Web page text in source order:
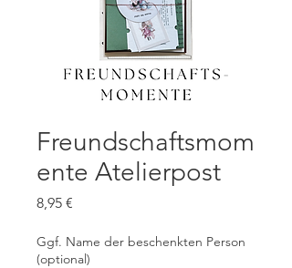
Freundschaftsmom
ente Atelierpost
8,95 €
Ggf. Name der beschenkten Person
(optional)